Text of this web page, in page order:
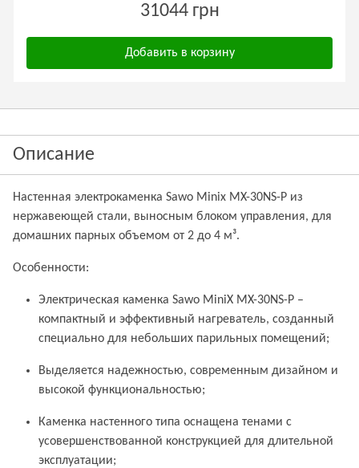
31044 грн
Добавить в корзину
Описание
Настенная электрокаменка Sawo Minix MX-30NS-P из
нержавеющей стали, выносным блоком управления, для
домашних парных объемом от 2 до 4 м³.
Особенности:
Электрическая каменка Sawo MiniX MX-30NS-P –
компактный и эффективный нагреватель, созданный
специально для небольших парильных помещений;
Выделяется надежностью, современным дизайном и
высокой функциональностью;
Каменка настенного типа оснащена тенами с
усовершенствованной конструкцией для длительной
эксплуатации;